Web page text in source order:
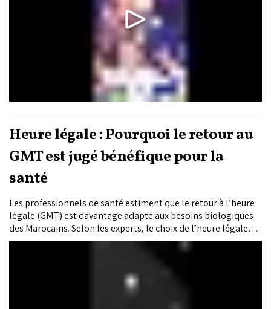
Heure légale : Pourquoi le retour au
GMT est jugé bénéfique pour la
santé
Les professionnels de santé estiment que le retour à l’heure
légale (GMT) est davantage adapté aux besoins biologiques
des Marocains. Selon les experts, le choix de l’heure légale
influence directement le sommeil, les rythmes biologiques,
les performances scolaires et le bien-être.